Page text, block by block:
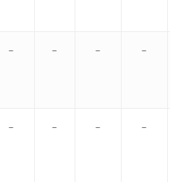
– – – –
– – – –